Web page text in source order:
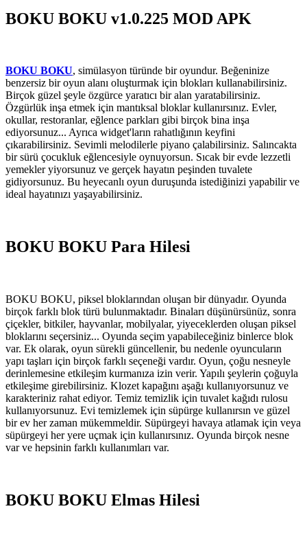
BOKU BOKU v1.0.225 MOD APK
BOKU BOKU, simülasyon türünde bir oyundur. Beğeninize
benzersiz bir oyun alanı oluşturmak için blokları kullanabilirsiniz.
Birçok güzel şeyle özgürce yaratıcı bir alan yaratabilirsiniz.
Özgürlük inşa etmek için mantıksal bloklar kullanırsınız. Evler,
okullar, restoranlar, eğlence parkları gibi birçok bina inşa
ediyorsunuz... Ayrıca widget'ların rahatlığının keyfini
çıkarabilirsiniz. Sevimli melodilerle piyano çalabilirsiniz. Salıncakta
bir sürü çocukluk eğlencesiyle oynuyorsun. Sıcak bir evde lezzetli
yemekler yiyorsunuz ve gerçek hayatın peşinden tuvalete
gidiyorsunuz. Bu heyecanlı oyun duruşunda istediğinizi yapabilir ve
ideal hayatınızı yaşayabilirsiniz.
BOKU BOKU Para Hilesi
BOKU BOKU, piksel bloklarından oluşan bir dünyadır. Oyunda
birçok farklı blok türü bulunmaktadır. Binaları düşünürsünüz, sonra
çiçekler, bitkiler, hayvanlar, mobilyalar, yiyeceklerden oluşan piksel
bloklarını seçersiniz... Oyunda seçim yapabileceğiniz binlerce blok
var. Ek olarak, oyun sürekli güncellenir, bu nedenle oyuncuların
yapı taşları için birçok farklı seçeneği vardır. Oyun, çoğu nesneyle
derinlemesine etkileşim kurmanıza izin verir. Yapılı şeylerin çoğuyla
etkileşime girebilirsiniz. Klozet kapağını aşağı kullanıyorsunuz ve
karakteriniz rahat ediyor. Temiz temizlik için tuvalet kağıdı rulosu
kullanıyorsunuz. Evi temizlemek için süpürge kullanırsın ve güzel
bir ev her zaman mükemmeldir. Süpürgeyi havaya atlamak için veya
süpürgeyi her yere uçmak için kullanırsınız. Oyunda birçok nesne
var ve hepsinin farklı kullanımları var.
BOKU BOKU Elmas Hilesi